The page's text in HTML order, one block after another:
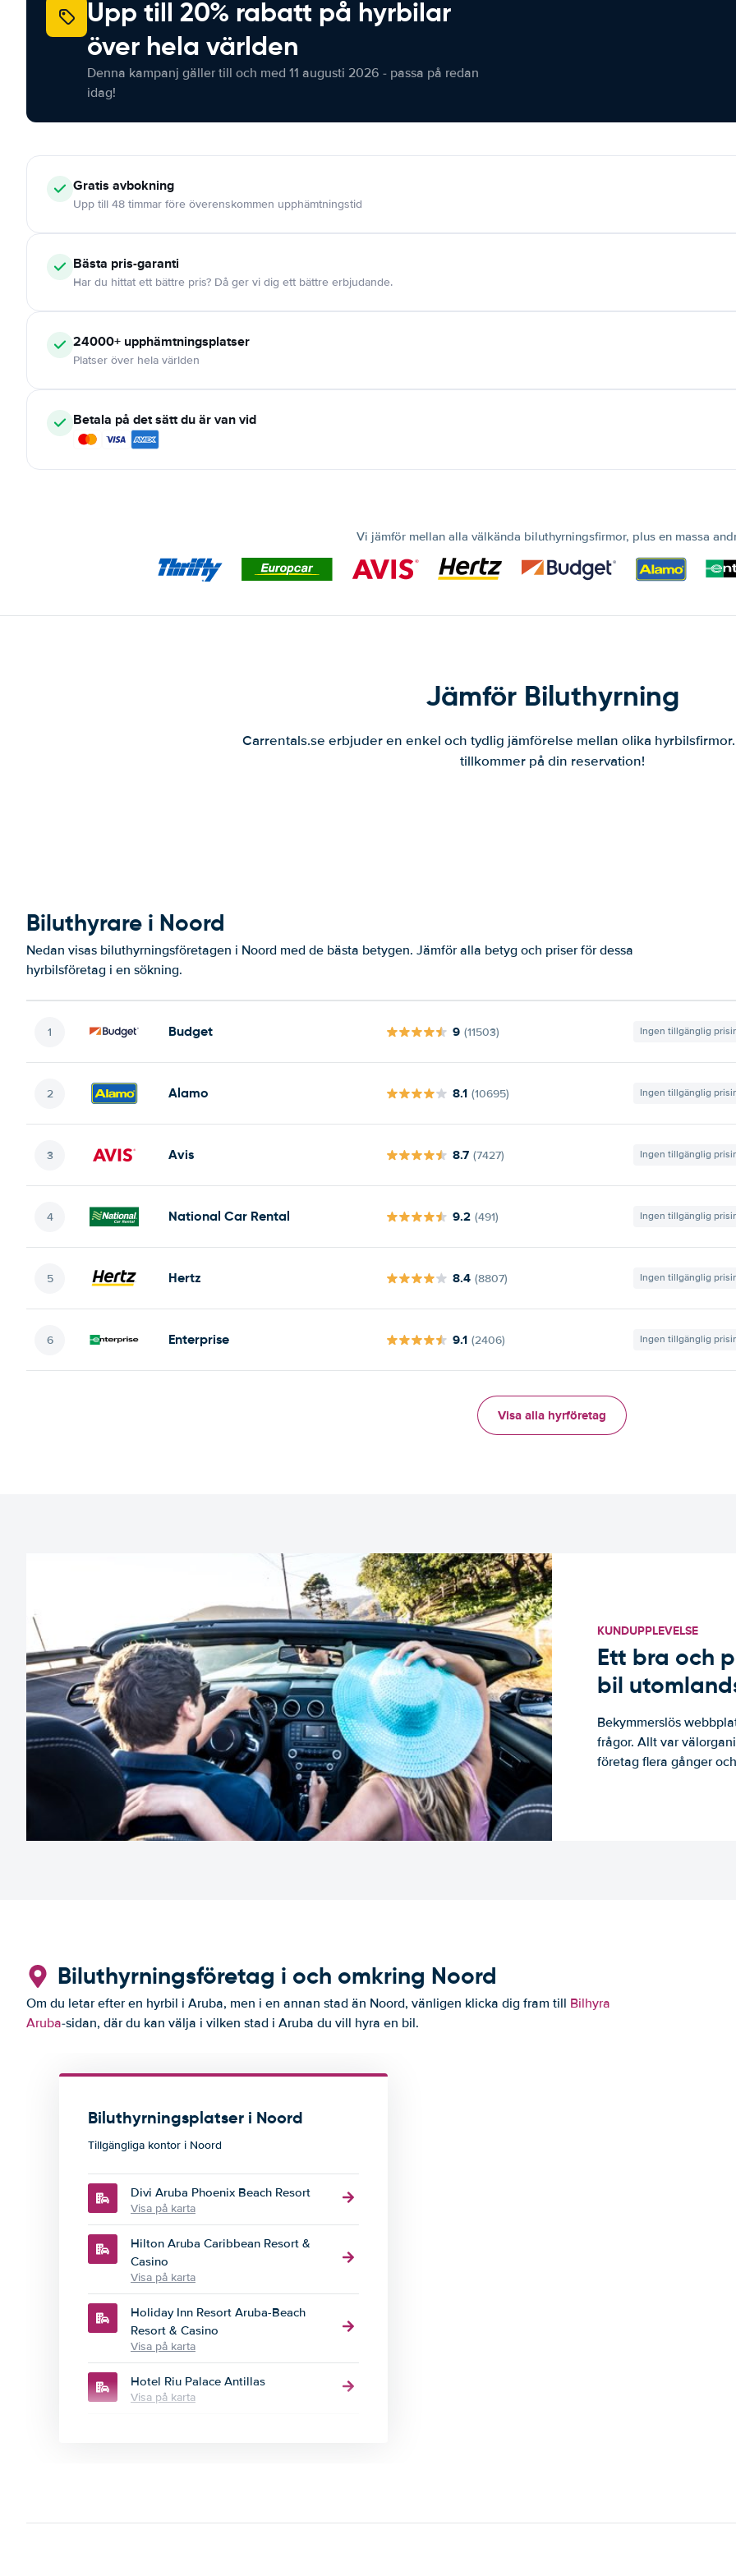
Upp till 20% rabatt på hyrbilar
över hela världen
Denna kampanj gäller till och med 11 augusti 2026 - passa på redan
idag!
Gratis avbokning
Upp till 48 timmar före överenskommen upphämtningstid
Bästa pris-garanti
Har du hittat ett bättre pris? Då ger vi dig ett bättre erbjudande.
24000+ upphämtningsplatser
Platser över hela världen
Betala på det sätt du är van vid
Vi jämför mellan alla välkända biluthyrningsfirmor, plus en massa
Jämför Biluthyrning
Carrentals.se erbjuder en enkel och tydlig jämförelse mellan olika
tillkommer på din reservation!
Biluthyrare i Noord
Nedan visas biluthyrningsföretagen i Noord med de bästa betygen. Jämför alla betyg och priser för dessa
hyrbilsföretag i en sökning.
Budget 9 (11503) Ingen tillgänglig
Alamo 8.1 (10695) Ingen tillgänglig
Avis 8.7 (7427) Ingen tillgänglig
National Car Rental 9.2 (491) Ingen tillgänglig
Hertz 8.4 (8807) Ingen tillgänglig
Enterprise 9.1 (2406) Ingen tillgänglig
Visa alla hyrföretag
KUNDUPPLEVELSE
Ett bra och
bil
Bekymmerslös
frågor. Allt var
företag flera gånger
Biluthyrningsföretag i och omkring Noord
Om du letar efter en hyrbil i Aruba, men i en annan stad än Noord, vänligen klicka dig fram till Bilhyra
Aruba-sidan, där du kan välja i vilken stad i Aruba du vill hyra en bil.
Biluthyrningsplatser i Noord
Tillgängliga kontor i Noord
Divi Aruba Phoenix Beach Resort
Visa på karta
Hilton Aruba Caribbean Resort &
Casino
Visa på karta
Holiday Inn Resort Aruba-Beach
Resort & Casino
Visa på karta
Hotel Riu Palace Antillas
Visa på karta